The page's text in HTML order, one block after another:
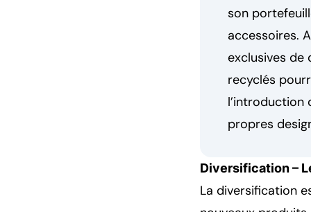
son
accessoires.
exclusives de
recyclés
l’introduction
propres
Diversification –
La diversification